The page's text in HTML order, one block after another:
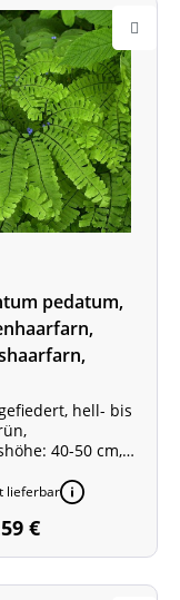
pedatum,
hell- bis
40-50 cm,
lieferbar
€